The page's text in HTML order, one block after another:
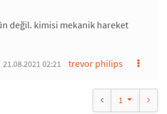
değil. kimisi mekanik hareket
trevor philips
21.08.2021 02:21
1